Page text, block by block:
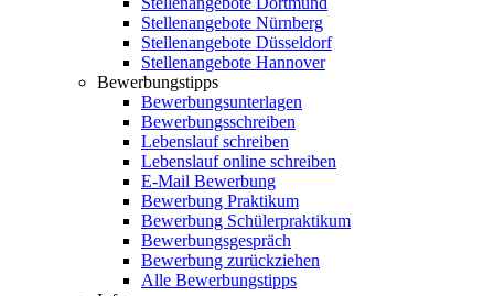
Stellenangebote Nürnberg
Stellenangebote Düsseldorf
Stellenangebote Hannover
Bewerbungstipps
Bewerbungsunterlagen
Bewerbungsschreiben
Lebenslauf schreiben
Lebenslauf online schreiben
E-Mail Bewerbung
Bewerbung Praktikum
Bewerbung Schülerpraktikum
Bewerbungsgespräch
Bewerbung zurückziehen
Alle Bewerbungstipps